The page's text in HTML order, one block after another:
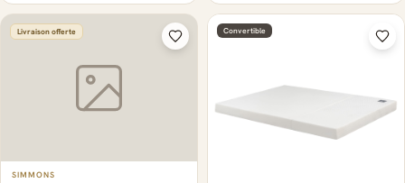
Livraison offerte
SIMMONS
Convertible